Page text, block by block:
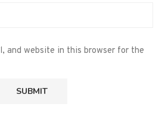
and website in this browser for the